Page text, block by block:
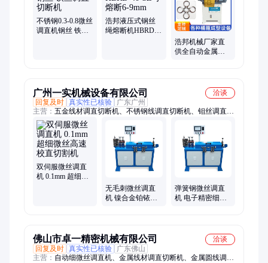
不锈钢0.3-0.8微丝
调直机钢丝 铁丝
浩邦液压式钢丝
绳熔断机HBRD-
浩邦机械厂家直
供全自动金属化
广州一实机械设备有限公司
洽谈
回复及时 真实性已核验
广东广州
主营： 五金线材调直切断机、不锈钢线调直切断机、钼丝调直切
断机、钛合金丝调直机、镍丝调直机、金属扁线调直机、钨丝调
直切断机、合金棒材调直切断机
双伺服微丝调直
机 0.1mm 超细微
无毛刺微丝调直
机 镍合金铂铱合
弹簧钢微丝调直
机 电子精密细丝
佛山市卓一精密机械有限公司
洽谈
回复及时 真实性已核验
广东佛山
主营： 自动细微丝调直机、金属线材调直切断机、金属圆线调直